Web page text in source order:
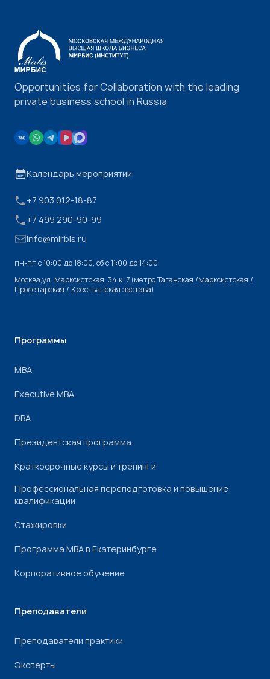
Opportunities for Collaboration with the leading
private business school in Russia
Календарь мероприятий
+7 903 012-18-87
+7 499 290-90-99
info@mirbis.ru
пн-пт с 10:00 до 18:00, cб с 11:00 до 14:00
Москва,ул. Марксистская, 34 к. 7 (метро Таганская /Марксистская /
Пролетарская / Крестьянская застава)
Программы
МВА
Executive MBA
DBA
Президентская программа
Краткосрочные курсы и тренинги
Профессиональная переподготовка и повышение
квалификации
Стажировки
Программа МВА в Екатеринбурге
Корпоративное обучение
Преподаватели
Преподаватели практики
Эксперты